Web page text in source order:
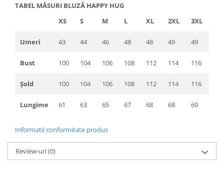
TABEL MĂSURI BLUZĂ HAPPY HUG
XS
S M L XL 2XL 3XL
Umeri 43 44 46 48 48 49 49
Bust 100 104 106 108 112 114 116
Șold 100 104 106 108 112 114 116
Lungime 61 63 65 67 68 68 69
Informatii conformitate produs
Review-uri(0)